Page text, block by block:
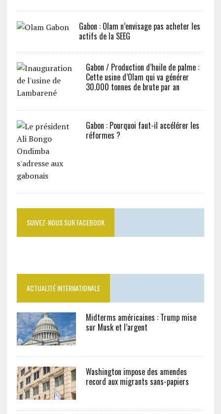
Gabon : Olam n’envisage pas acheter les
actifs de la SEEG
Gabon / Production d’huile de palme :
Cette usine d’Olam qui va générer
30.000 tonnes de brute par an
Gabon : Pourquoi faut-il accélérer les
réformes ?
SUIVEZ-NOUS SUR FACEBOOK
ACTUALITÉ INTERNATIONALE
Midterms américaines : Trump mise
sur Musk et l’argent
Washington impose des amendes
record aux migrants sans-papiers